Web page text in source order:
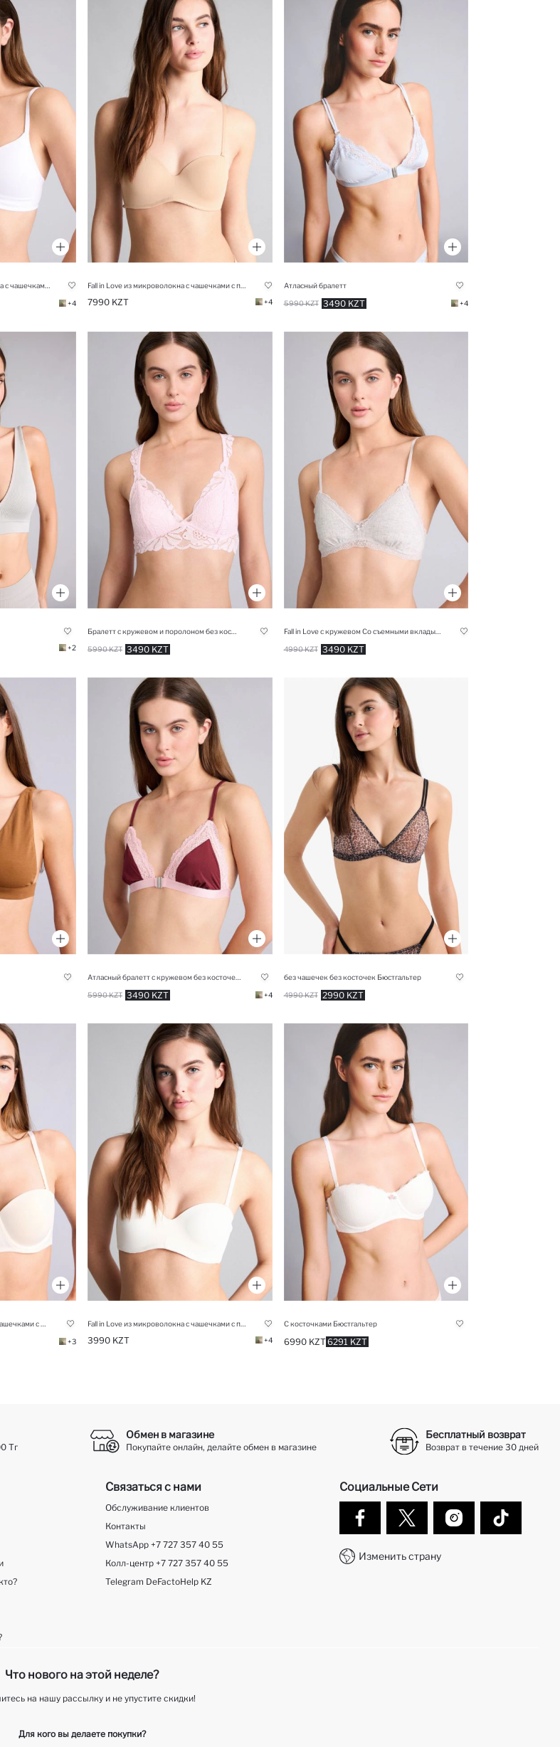
Fall in Love с кружевом из хлопка с чашечками с чашечками без косточек бюстгальтер
+4 7990 KZT +4
Атласный бралетт
3490 KZT
5990 KZT +4
+2 3490 KZT
5990 KZT
Fall in Love с кружевом Со съемными вкладышами Съемная подкладка без косточек Бралетт
3490 KZT
4990 KZT
3490 KZT
5990 KZT +4
без чашечек без косточек Бюстгальтер
2990 KZT
4990 KZT
+3 3990 KZT +4
С косточками Бюстгальтер
6291 KZT
6990 KZT
Тг
Обмен в магазине
Покупайте онлайн, делайте обмен в магазине
Бесплатный возврат
Возврат в течение 30 дней
Связаться с нами
Обслуживание клиентов
Контакты
WhatsApp +7 727 357 40 55
Колл-центр +7 727 357 40 55
Telegram DeFactoHelp KZ
Социальные Сети
Изменить страну
Что нового на этой неделе?
на нашу рассылку и не упустите скидки!
Для кого вы делаете покупки?